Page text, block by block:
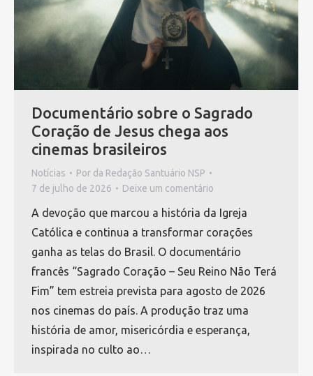
Documentário sobre o Sagrado
Coração de Jesus chega aos
cinemas brasileiros
Notícias Por da Redação Santuário NSP
7 de julho de 2026
Deixe um comentário
A devoção que marcou a história da Igreja
Católica e continua a transformar corações
ganha as telas do Brasil. O documentário
francês “Sagrado Coração – Seu Reino Não Terá
Fim” tem estreia prevista para agosto de 2026
nos cinemas do país. A produção traz uma
história de amor, misericórdia e esperança,
inspirada no culto ao…